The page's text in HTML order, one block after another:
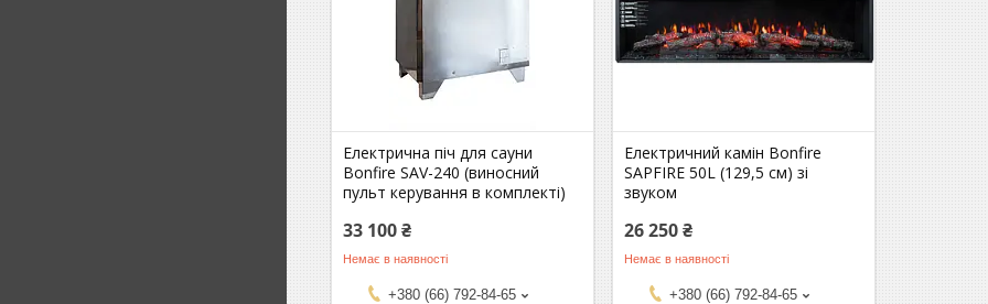
Електрична піч для сауни
Bonfire SAV-240 (виносний
пульт керування в комплекті)
33 100 ₴
Немає в наявності
+380 (66) 792-84-65
Електричний камін Bonfire
SAPFIRE 50L (129,5 см) зі
звуком
26 250 ₴
Немає в наявності
+380 (66) 792-84-65